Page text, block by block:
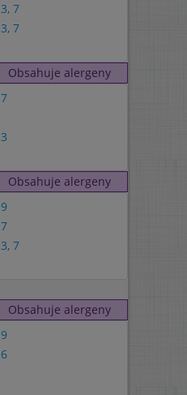
3, 7
3, 7
Obsahuje alergeny
7
3
Obsahuje alergeny
9
7
3, 7
Obsahuje alergeny
9
6